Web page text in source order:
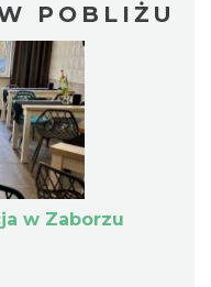
POBLIŻU
w Zaborzu